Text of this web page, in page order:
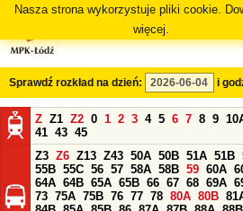
Nasza strona wykorzystuje pliki cookie.
więcej.
Sprawdź rozkład na dzień: i
Z Z1 Z2 0 1 2 3 4 5 6 7 8 9
41 43 45
Z3 Z6 Z13 Z43 50A 50B 51A 51B
55B 55C 56 57 58A 58B 59 60A
64A 64B 65A 65B 66 67 68 69A
73 75A 75B 76 77 78 80A 80B